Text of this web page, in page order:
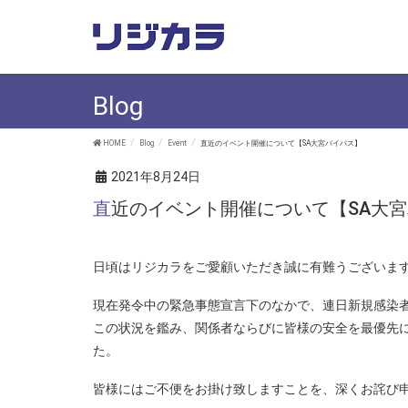
Blog
HOME Blog Event 直近のイベント開催について【SA大宮バイパス】
2021年8月24日
直近のイベント開催について【SA大
日頃はリジカラをご愛顧いただき誠に有難うございま
現在発令中の緊急事態宣言下のなかで、連日新規感
この状況を鑑み、関係者ならびに皆様の安全を最優先
た。
皆様にはご不便をお掛け致しますことを、深くお詫び